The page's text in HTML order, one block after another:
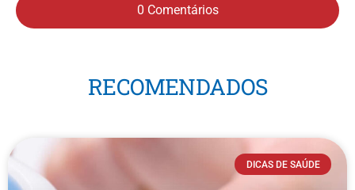
0 Comentários
RECOMENDADOS
DICAS DE SAÚDE